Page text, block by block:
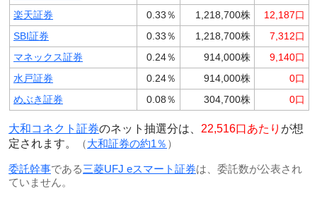
楽天証券 0.33％ 1,218,700株
12,187口
SBI証券
0.33％ 1,218,700株
7,312口
マネックス証券
0.24％ 914,000株
9,140口
水戸証券
0.24％ 914,000株
0口
めぶき証券
0.08％ 304,700株 0口
大和コネクト証券のネット抽選分は、 22,516口あたり が想
定されます。
（大和証券の約1％ ）
委託幹事である三菱UFJ eスマート証券は、委託数が公表され
ていません。